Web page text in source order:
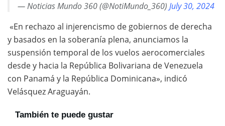
— Noticias Mundo 360 (@NotiMundo_360) July 30, 2024
«En rechazo al injerencismo de gobiernos de derecha
y basados en la soberanía plena, anunciamos la
suspensión temporal de los vuelos aerocomerciales
desde y hacia la República Bolivariana de Venezuela
con Panamá y la República Dominicana», indicó
Velásquez Araguayán.
También te puede gustar